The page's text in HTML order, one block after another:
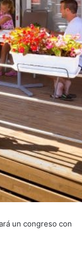
un congreso con